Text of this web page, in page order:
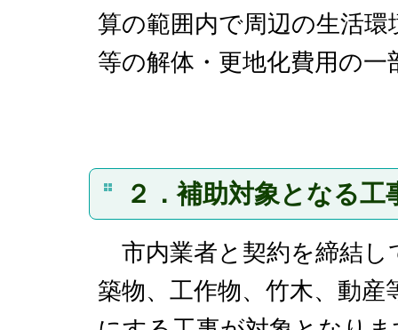
算の範囲内で周辺の生活
等の解体・更地化費用の
２．補助対象となる工
市内業者と契約を締結し
築物、工作物、竹木、動